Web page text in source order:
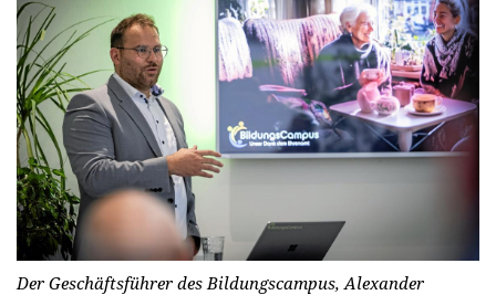
Der Geschäftsführer des Bildungscampus, Alexander